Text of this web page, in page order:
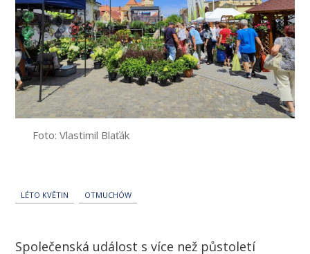
Foto: Vlastimil Blaťák
LÉTO KVĚTIN OTMUCHÓW
Společenská událost s více než půstoletí